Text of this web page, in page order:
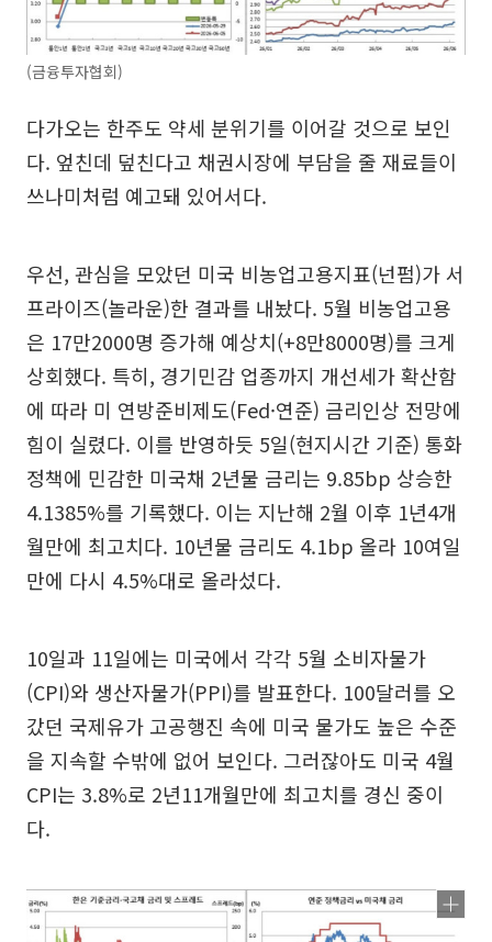
(금융투자협회)
다가오는 한주도 약세 분위기를 이어갈 것으로 보인
다. 엎친데 덮친다고 채권시장에 부담을 줄 재료들이
쓰나미처럼 예고돼 있어서다.
우선, 관심을 모았던 미국 비농업고용지표(넌펌)가 서
프라이즈(놀라운)한 결과를 내놨다. 5월 비농업고용
은 17만2000명 증가해 예상치(+8만8000명)를 크게
상회했다. 특히, 경기민감 업종까지 개선세가 확산함
에 따라 미 연방준비제도(Fed·연준) 금리인상 전망에
힘이 실렸다. 이를 반영하듯 5일(현지시간 기준) 통화
정책에 민감한 미국채 2년물 금리는 9.85bp 상승한
4.1385%를 기록했다. 이는 지난해 2월 이후 1년4개
월만에 최고치다. 10년물 금리도 4.1bp 올라 10여일
만에 다시 4.5%대로 올라섰다.
10일과 11일에는 미국에서 각각 5월 소비자물가
(CPI)와 생산자물가(PPI)를 발표한다. 100달러를 오
갔던 국제유가 고공행진 속에 미국 물가도 높은 수준
을 지속할 수밖에 없어 보인다. 그러잖아도 미국 4월
CPI는 3.8%로 2년11개월만에 최고치를 경신 중이
다.